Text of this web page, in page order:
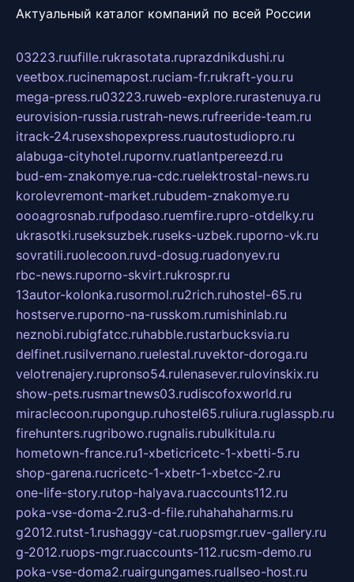
Актуальный каталог компаний по всей России
03223.ruufille.rukrasotata.ruprazdnikdushi.ru
veetbox.rucinemapost.ruciam-fr.rukraft-you.ru
mega-press.ru03223.ruweb-explore.rurastenuya.ru
eurovision-russia.rustrah-news.rufreeride-team.ru
itrack-24.rusexshopexpress.ruautostudiopro.ru
alabuga-cityhotel.rupornv.ruatlantpereezd.ru
bud-em-znakomye.rua-cdc.ruelektrostal-news.ru
korolevremont-market.rubudem-znakomye.ru
oooagrosnab.rufpodaso.ruemfire.rupro-otdelky.ru
ukrasotki.ruseksuzbek.ruseks-uzbek.ruporno-vk.ru
sovratili.ruolecoon.ruvd-dosug.ruadonyev.ru
rbc-news.ruporno-skvirt.rukrospr.ru
13autor-kolonka.rusormol.ru2rich.ruhostel-65.ru
hostserve.ruporno-na-russkom.rumishinlab.ru
neznobi.rubigfatcc.ruhabble.rustarbucksvia.ru
delfinet.rusilvernano.ruelestal.ruvektor-doroga.ru
velotrenajery.rupronso54.rulenasever.rulovinskix.ru
show-pets.rusmartnews03.rudiscofoxworld.ru
miraclecoon.rupongup.ruhostel65.ruliura.ruglasspb.ru
firehunters.rugribowo.rugnalis.rubulkitula.ru
hometown-france.ru1-xbeticricetc-1-xbetti-5.ru
shop-garena.rucricetc-1-xbetr-1-xbetcc-2.ru
one-life-story.rutop-halyava.ruaccounts112.ru
poka-vse-doma-2.ru3-d-file.ruhahahaharms.ru
g2012.rutst-1.rushaggy-cat.ruopsmgr.ruev-gallery.ru
g-2012.ruops-mgr.ruaccounts-112.rucsm-demo.ru
poka-vse-doma2.ruairgungames.ruallseo-host.ru